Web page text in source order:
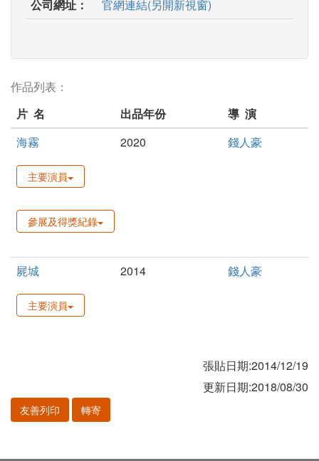
公司網址：
官網連結(另開新視窗)
作品列表：
片 名
出品年份
導 演
海霧
2020 錢人豪
主要演員
參展及得獎紀錄
屍城 2014 錢人豪
主要演員
張貼日期:2014/12/19
更新日期:2018/08/30
友善列印 轉寄